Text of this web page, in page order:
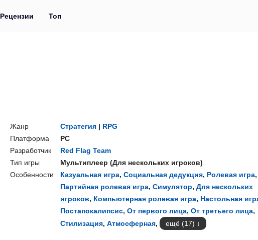
Рецензии Топ
Жанр Стратегия | RPG
Платформа
PC
Разработчик
Red Flag Team
Тип игры
Мультиплеер (Для нескольких игроков)
Особенности
Казуальная игра, Социальная дедукция, Ролевая игра,
Партийная ролевая игра, Симулятор, Для нескольких
игроков, Компьютерная ролевая игра, Настольная
Постапокалипсис, От первого лица, От третьего лица,
Стилизация, Атмосферная, ещё (17)